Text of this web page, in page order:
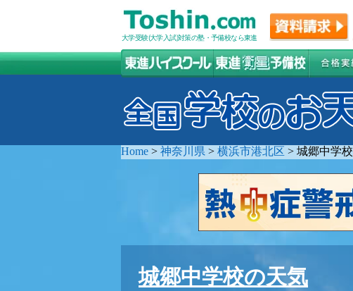
大学受験(大学入試)対策の塾・予備校なら東進
Home > 神奈川県 > 横浜市港北区 > 城郷中学校
城郷中学校の天気